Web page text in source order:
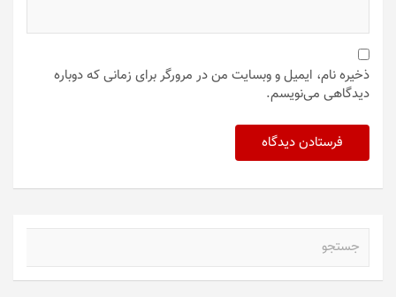
ذخیره نام، ایمیل و وبسایت من در مرورگر برای زمانی که دوباره
دیدگاهی می‌نویسم.